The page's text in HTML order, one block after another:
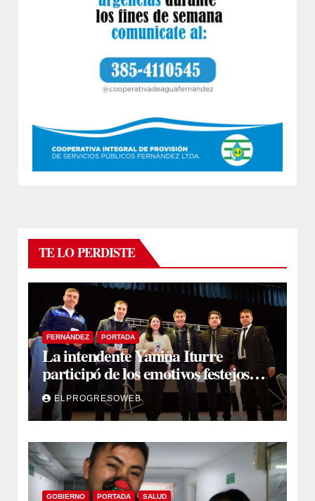
TE LO PERDISTE
FERNÁNDEZ PORTADA
La intendente Yanina Iturre
participó de los emotivos festejos
por el Aniversario del Taekwon-Do
en Fernández
ELPROGRESOWEB
GOBIERNO PORTADA SALUD